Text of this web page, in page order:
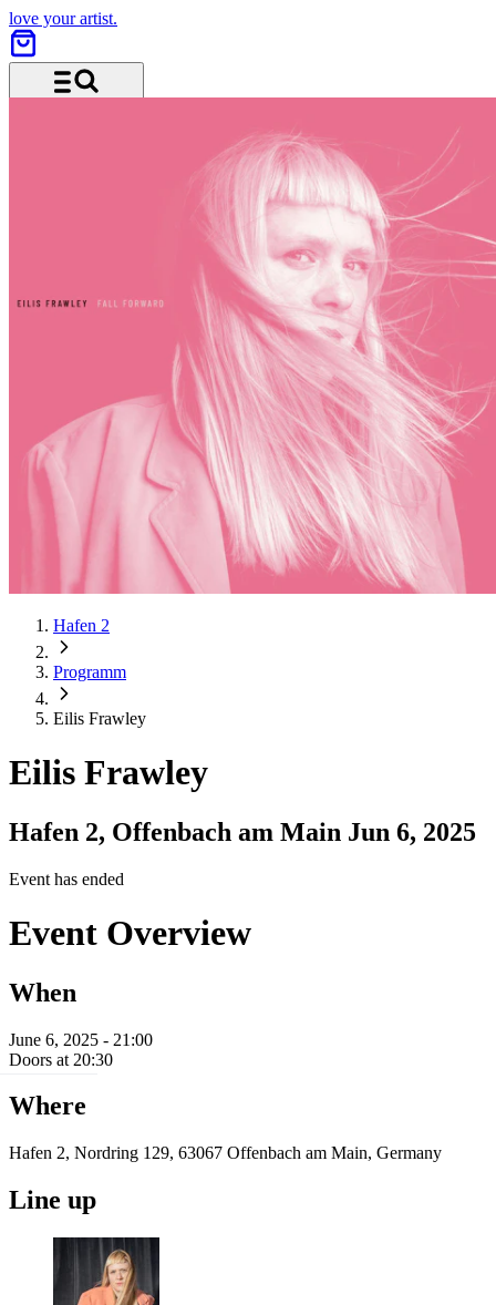
love your artist.
Hafen 2
Programm
Eilis Frawley
Eilis Frawley
Hafen 2, Offenbach am Main Jun 6, 2025
Event has ended
Event Overview
When
June 6, 2025 - 21:00
Doors at 20:30
Where
Hafen 2, Nordring 129, 63067 Offenbach am Main, Germany
Line up